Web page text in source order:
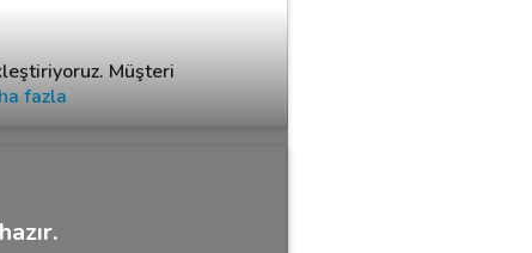
Müşteri
fazla